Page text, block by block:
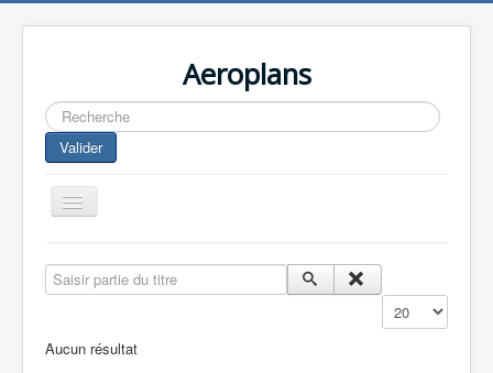
Aeroplans
Rechercher
Valider
Toggle
Navigation
Aviation Commerciale
Saisir partie du titre
Affichage #
Aucun résultat